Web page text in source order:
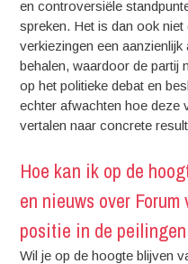
en controversiële
spreken. Het is dan ook
verkiezingen een
behalen, waardoor de partij
op het politieke debat en
echter afwachten hoe deze
vertalen naar concrete
Hoe kan ik op de
en nieuws over
positie in de
Wil je op de hoogte blijven